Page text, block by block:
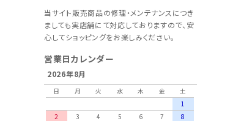
当サイト販売商品の修理・メンテナンスにつき
ましても実店舗にて対応しておりますので、安
心してショッピングをお楽しみください。
営業日カレンダー
2026年8月
日 月 火 水 木 金
土
1
2
3 4 5 6 7 8